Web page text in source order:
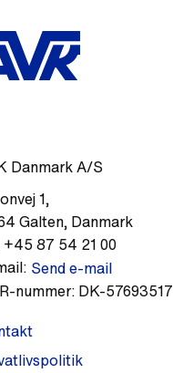
Danmark A/S
1,
Galten, Danmark
+45 87 54 21 00
Send e-mail
nummer: DK-57693517